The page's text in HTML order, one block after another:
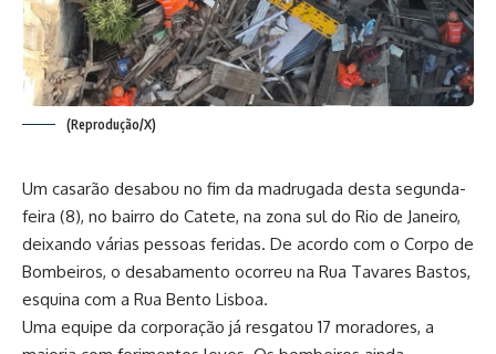
(Reprodução/X)
Um casarão desabou no fim da madrugada desta segunda-
feira (8), no bairro do Catete, na zona sul do Rio de Janeiro,
deixando várias pessoas feridas. De acordo com o Corpo de
Bombeiros, o desabamento ocorreu na Rua Tavares Bastos,
esquina com a Rua Bento Lisboa.
Uma equipe da corporação já resgatou 17 moradores, a